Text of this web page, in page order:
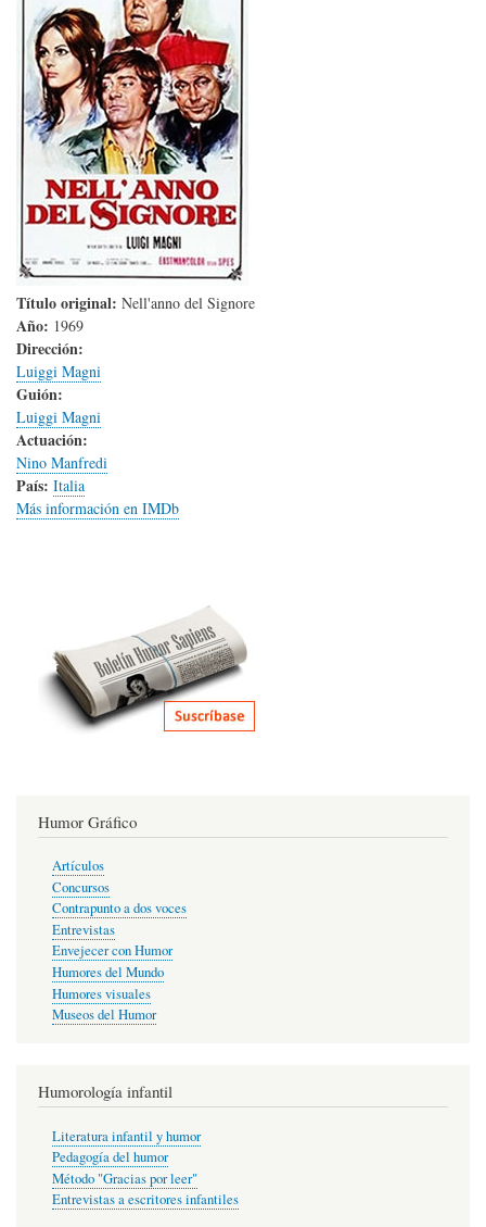
Título original: Nell'anno del Signore
Año: 1969
Dirección:
Luiggi Magni
Guión:
Luiggi Magni
Actuación:
Nino Manfredi
País: Italia
Más información en IMDb
Humor Gráfico
Artículos
Concursos
Contrapunto a dos voces
Entrevistas
Envejecer con Humor
Humores del Mundo
Humores visuales
Museos del Humor
Humorología infantil
Literatura infantil y humor
Pedagogía del humor
Método "Gracias por leer"
Entrevistas a escritores infantiles